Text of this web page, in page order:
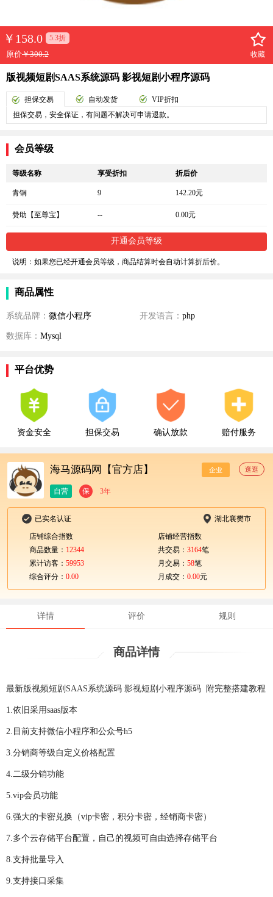
￥ 158.0 5.3折
原价￥300.2 收藏
版视频短剧SAAS系统源码 影视短剧小程序源码
担保交易 自动发货
VIP折扣
担保交易，安全保证，有问题不解决可申请退款。
会员等级
等级名称 享受折扣 折后价
青铜 9 142.20元
赞助【至尊宝】 -- 0.00元
开通会员等级
说明：如果您已经开通会员等级，商品结算时会自动计算折后价。
商品属性
系统品牌： 微信小程序 开发语言： php
数据库： Mysql
平台优势
资金安全 担保交易 确认放款 赔付服务
海马源码网【官方店】 企业 逛逛
自营 保 3年
已实名认证 湖北襄樊市
店铺综合指数
商品数量： 12344
累计访客： 59953
综合评分： 0.00
店铺经营指数
共交易： 3164笔
月交易： 58笔
月成交： 0.00元
详情 评价 规则
商品详情
最新版视频短剧 SAAS系统源码 影视短剧 小程序源码 附完整搭建教程
1.依旧采用saas版本
2.目前支持微信小程序和公众号h5
3.分销商等级自定义价格配置
4.二级分销功能
5.vip会员功能
6.强大的卡密兑换（vip卡密，积分卡密，经销商卡密）
7.多个云存储平台配置，自己的视频可自由选择存储平台
8.支持批量导入
9.支持接口采集